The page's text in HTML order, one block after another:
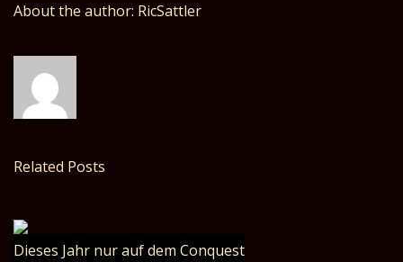
About the author: RicSattler
Related Posts
Dieses Jahr nur auf dem Conquest